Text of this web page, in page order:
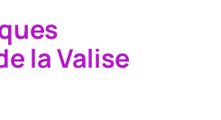
la Valise